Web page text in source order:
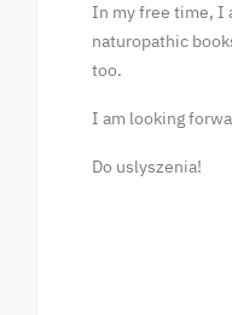
In my free time, I
naturopathic
too.
I am looking
Do uslyszenia!